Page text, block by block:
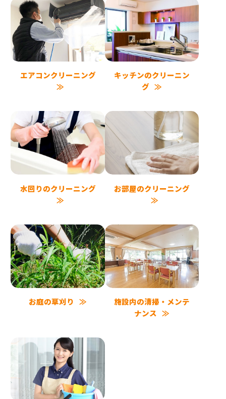
エアコンクリーニング
キッチンのクリーニン
グ
水回りのクリーニング お部屋のクリーニング
お庭の草刈り
施設内の清掃・メンテ
ナンス